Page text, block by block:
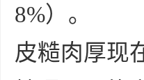
8%）。
皮糙肉厚现